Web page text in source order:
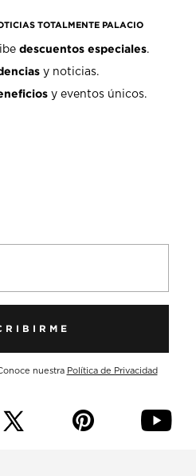
TOTALMENTE PALACIO
descuentos especiales.
y noticias.
y eventos únicos.
nuestra Política de Privacidad
p y